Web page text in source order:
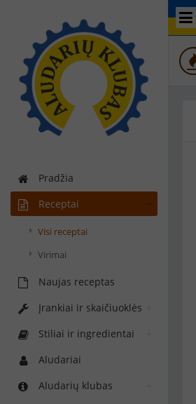
Pradžia
Receptai
Visi receptai
Virimai
Naujas receptas
Įrankiai ir skaičiuoklės
Stiliai ir ingredientai
Aludariai
Aludarių klubas